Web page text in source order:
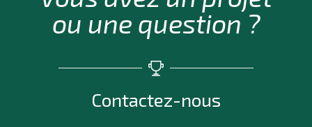
ou une question ?
Contactez-nous